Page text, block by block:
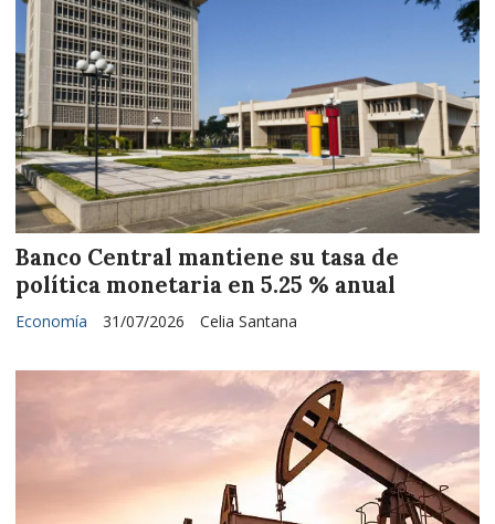
Banco Central mantiene su tasa de
política monetaria en 5.25 % anual
Celia Santana
Economía 31/07/2026